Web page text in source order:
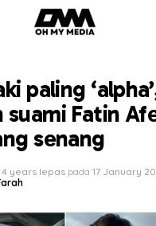
paling
suami Fatin
senang
4 years lepas pada 17 January